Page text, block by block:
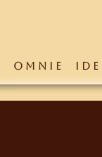
O M N I E I D